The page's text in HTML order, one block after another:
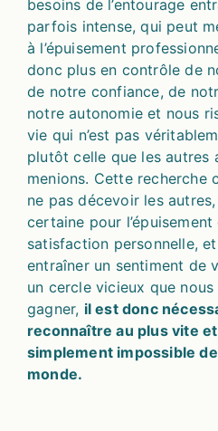
besoins de l’entourage
parfois intense, qui peut
à l’épuisement
donc plus en contrôle de
de notre confiance, de
notre autonomie et nous
vie qui n’est pas
plutôt celle que les autres
menions. Cette recherche
ne pas décevoir les
certaine pour
satisfaction personnelle,
entraîner un sentiment de
un cercle vicieux que
gagner, il est donc
reconnaître au plus vite et
simplement impossible
monde.